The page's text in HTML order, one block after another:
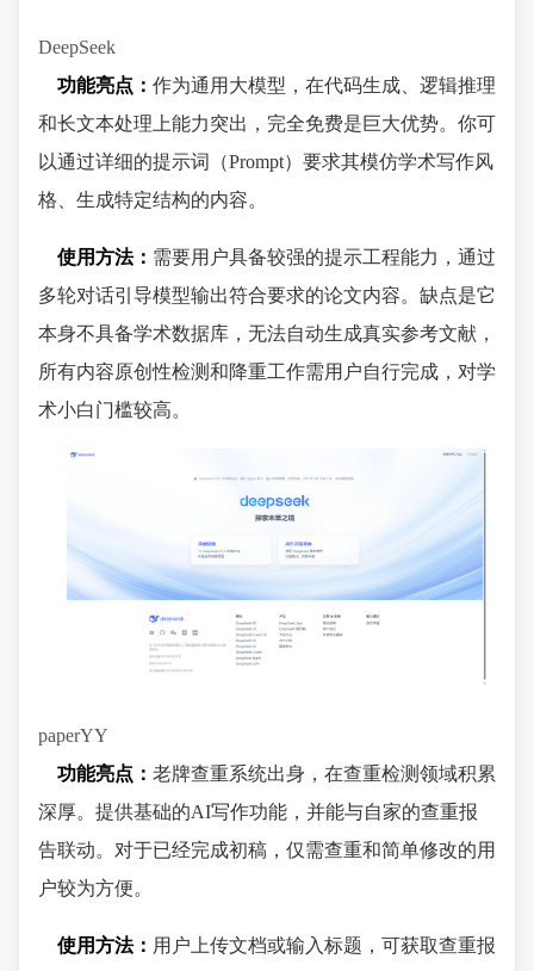
DeepSeek
功能亮点： 作为通用大模型，在代码生成、逻辑推理
和长文本处理上能力突出，完全免费是巨大优势。你可
以通过详细的提示词（Prompt）要求其模仿学术写作风
格、生成特定结构的内容。
使用方法： 需要用户具备较强的提示工程能力，通过
多轮对话引导模型输出符合要求的论文内容。缺点是它
本身不具备学术数据库，无法自动生成真实参考文献，
所有内容原创性检测和降重工作需用户自行完成，对学
术小白门槛较高。
paperYY
功能亮点： 老牌查重系统出身，在查重检测领域积累
深厚。提供基础的AI写作功能，并能与自家的查重报
告联动。对于已经完成初稿，仅需查重和简单修改的用
户较为方便。
使用方法： 用户上传文档或输入标题，可获取查重报